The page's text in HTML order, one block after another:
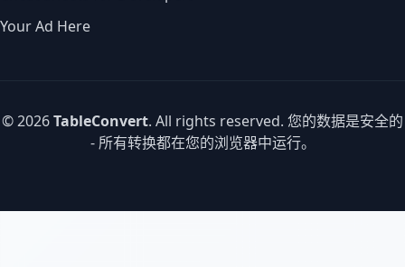
Your Ad Here
© 2026TableConvert. All rights reserved. 您的数据是安全的
- 所有转换都在您的浏览器中运行。